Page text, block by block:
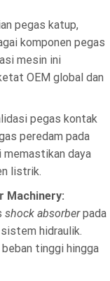
pegas katup,
komponen pegas
mesin ini
OEM global dan
pegas kontak
peredam pada
daya
listrik.
Machinery:
shock absorberpada
hidraulik.
tinggi hingga